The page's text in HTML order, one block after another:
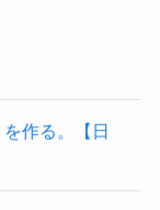
作る。【日